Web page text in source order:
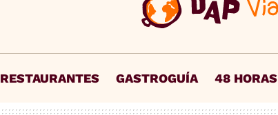
RESTAURANTES GASTROGUÍA 48 HORAS